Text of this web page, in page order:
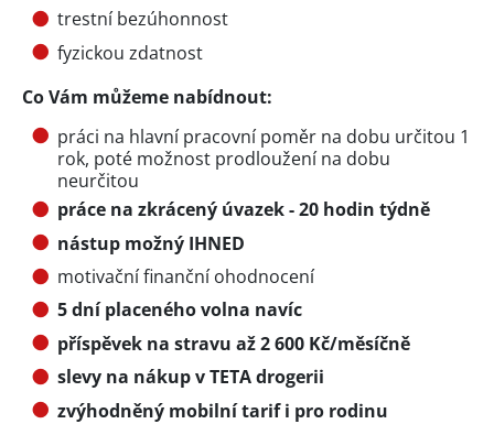
trestní bezúhonnost
fyzickou zdatnost
Co Vám můžeme nabídnout:
práci na hlavní pracovní poměr na dobu určitou 1
rok, poté možnost prodloužení na dobu
neurčitou
práce na zkrácený úvazek - 20 hodin týdně
nástup možný IHNED
motivační finanční ohodnocení
5 dní placeného volna navíc
příspěvek na stravu až 2 600 Kč/měsíčně
slevy na nákup v TETA drogerii
zvýhodněný mobilní tarif i pro rodinu